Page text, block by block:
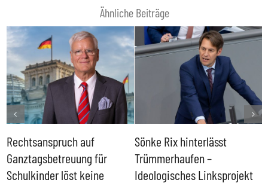
Ähnliche Beiträge
Rechtsanspruch auf
Ganztagsbetreuung für
Schulkinder löst keine
Sönke Rix hinterlässt
Trümmerhaufen –
Ideologisches Linksprojekt